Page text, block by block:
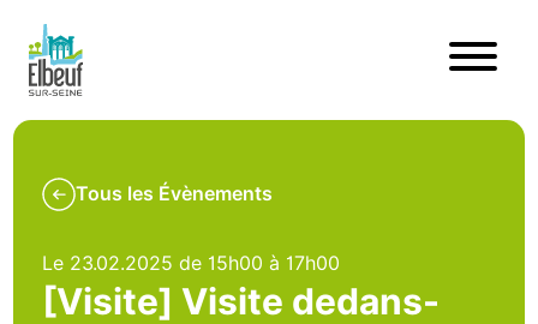
Tous les Évènements
Le 23.02.2025 de 15h00 à 17h00
[Visite] Visite dedans-